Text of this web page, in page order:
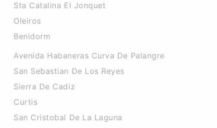
Sta Catalina El Jonquet
Oleiros
Benidorm
Avenida Habaneras Curva De Palangre
San Sebastian De Los Reyes
Sierra De Cadiz
Curtis
San Cristobal De La Laguna